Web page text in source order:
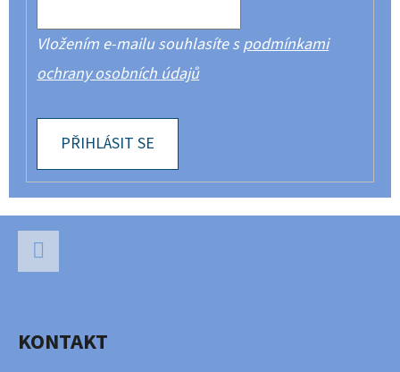
Vložením e-mailu souhlasíte spodmínkami
ochrany osobních údajů
PŘIHLÁSIT SE
KONTAKT